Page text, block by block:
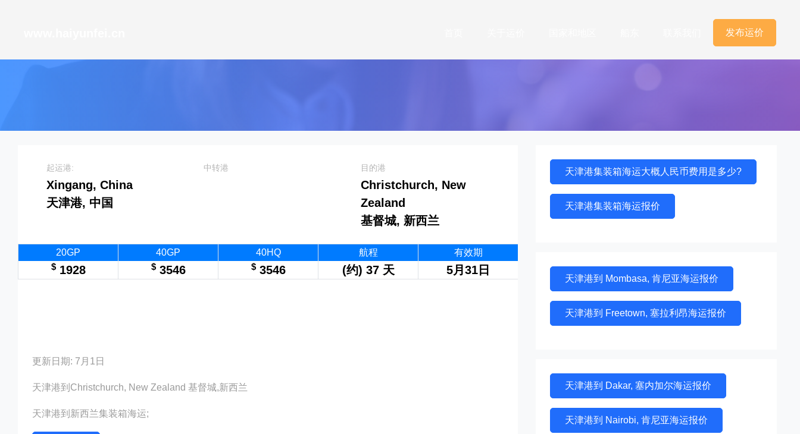
发布运价
起运港:
Xingang, China
天津港, 中国
中转港 目的港
Christchurch, New
Zealand
基督城, 新西兰
20GP
$1928
40GP
$3546
40HQ
$3546
航程
(约) 37 天
有效期
5月31日
更新日期: 7月1日
天津港到Christchurch, New Zealand 基督城,新西兰
天津港到新西兰集装箱海运;
天津港集装箱海运大概人民币费用是多少?
天津港集装箱海运报价
天津港到 Mombasa, 肯尼亚海运报价
天津港到 Freetown, 塞拉利昂海运报价
天津港到 Dakar, 塞内加尔海运报价
天津港到 Nairobi, 肯尼亚海运报价